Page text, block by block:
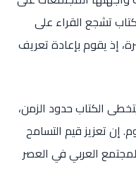
تشجع القراء على
إذ يقوم بإعادة تعريف
الكتاب حدود الزمن،
إن تعزيز قيم التسامح
العربي في العصر